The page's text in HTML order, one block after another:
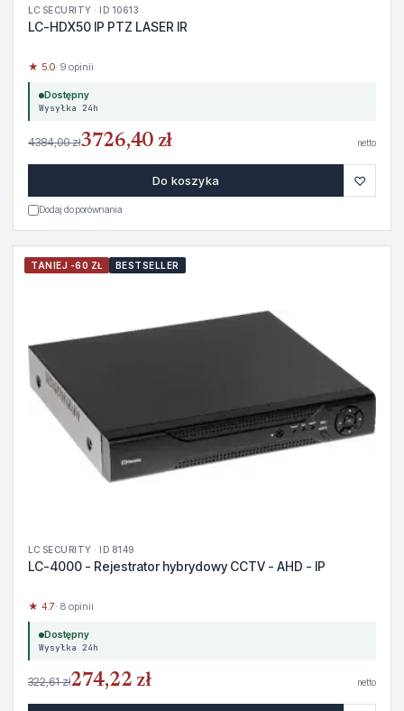
LC SECURITY · ID 10613
LC-HDX50 IP PTZ LASER IR
★ 5.0· 9 opinii
Dostępny
Wysyłka 24h
4384,00 zł3726,40 zł netto
Do koszyka ♡
Dodaj do porównania
TANIEJ -60 ZŁ BESTSELLER
LC SECURITY · ID 8149
LC-4000 - Rejestrator hybrydowy CCTV - AHD - IP
★ 4.7· 8 opinii
Dostępny
Wysyłka 24h
322,61 zł274,22 zł netto